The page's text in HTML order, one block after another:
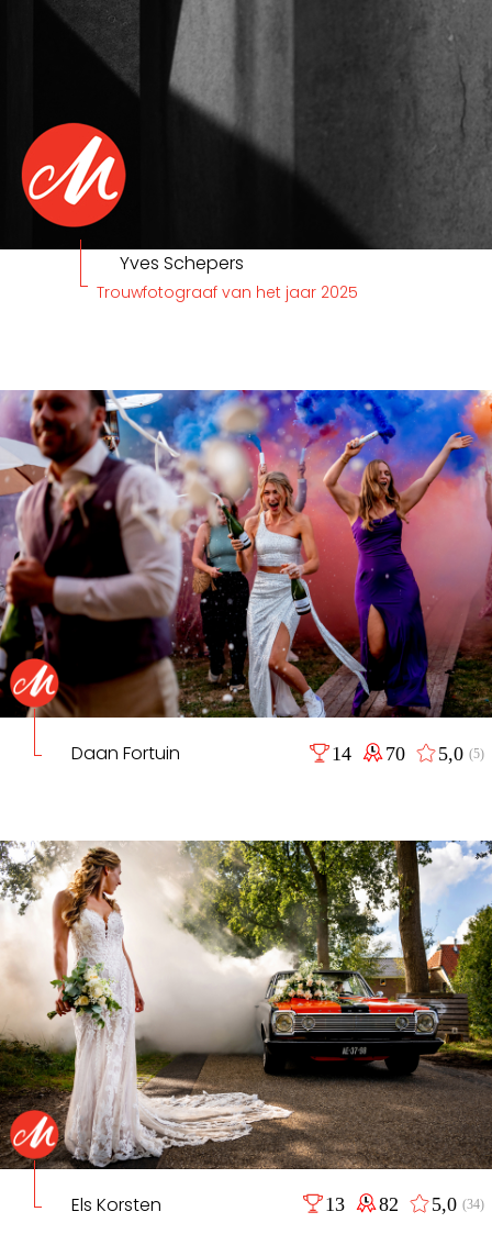
Yves Schepers
Trouwfotograaf van het jaar 2025
Daan Fortuin 14 70 5,0(5)
Els Korsten 13 82 5,0(34)